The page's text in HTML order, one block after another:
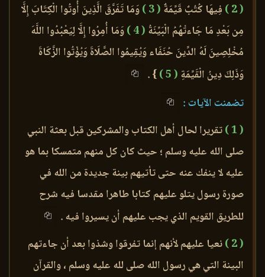
( 2 )
فِيهَا كُتُبٌ قَيِّمَةٌ ( 3 )
وَمَا تَفَرَّقَ الَّذِينَ أُوتُوا الْكِتَابَ إِلَّا
مِن بَعْدِ مَا جَاءتْهُمُ الْبَيِّنَةُ ( 4 )
وَمَا أُمِرُوا إِلَّا لِيَعْبُدُوا اللَّهَ
مُخْلِصِينَ لَهُ الدِّينَ حُنَفَاء وَيُقِيمُوا الصَّلَاةَ وَيُؤْتُوا الزَّكَاةَ
وَذَلِكَ دِينُ الْقَيِّمَةِ ( 5 )
} .
تضمنت الآيات :
( 1 )
تقريرا لحال أهل الكتاب والمشركين قبل بعثة النبي
صلى الله عليه وسلم ؛ حيث كان كل منهم متمسكا بما هو
عليه لا ينفك عنه حتى تأتيهم بينة جديدة من الله في
صورة رسول يتلو عليهم كتابا طاهرا مقدسا فيه شرح
للطريق القويم الذي يجب عليهم أن يسيروا فيه .
( 2 )
نعيا عليهم لأنهم إنما تفرقوا وشذوا بعد أن جاءتهم
البينة التي هي رسول الله صلى لله عليه وسلم ، والقرآن